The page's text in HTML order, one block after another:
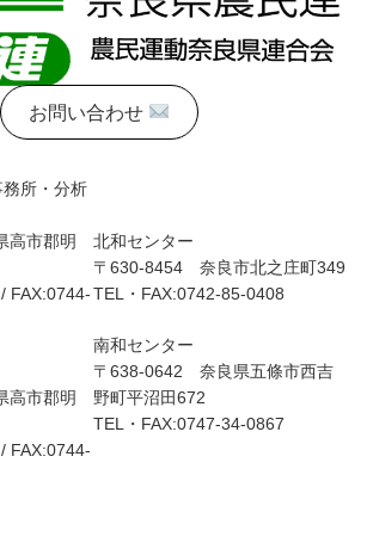
お問い合わせ
所・分析
高市郡明
FAX:0744-
高市郡明
FAX:0744-
北和センター
〒630-8454 奈良市北之庄町349
TEL・FAX:0742-85-0408
南和センター
〒638-0642 奈良県五條市西吉
野町平沼田672
TEL・FAX:0747-34-0867